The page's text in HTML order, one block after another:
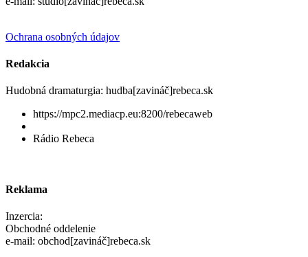
Ochrana osobných údajov
Redakcia
Hudobná dramaturgia: hudba[zavináč]rebeca.sk
https://mpc2.mediacp.eu:8200/rebecaweb
Rádio Rebeca
Reklama
Inzercia:
Obchodné oddelenie
e-mail: obchod[zavináč]rebeca.sk